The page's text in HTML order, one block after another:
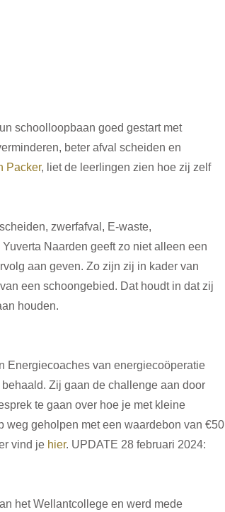
schoolloopbaan goed gestart met
beter afval scheiden en
Packer, liet de leerlingen zien hoe zij zelf
zwerfafval, E-waste,
Naarden geeft zo niet alleen een
aan geven. Zo zijn zij in kader van
een schoongebied. Dat houdt in dat zij
houden.
Energiecoaches van energiecoöperatie
Zij gaan de challenge aan door
te gaan over hoe je met kleine
geholpen met een waardebon van €50
vind je hier. UPDATE 28 februari 2024:
het Wellantcollege en werd mede